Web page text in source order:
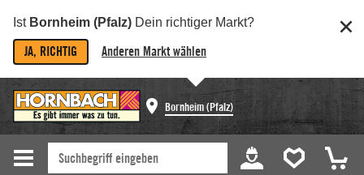
Ist Bornheim (Pfalz) Dein richtiger Markt?
JA, RICHTIG Anderen Markt wählen
Bornheim (Pfalz)